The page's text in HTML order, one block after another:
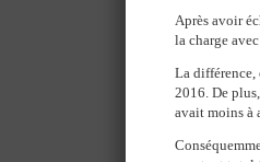
Après avoir
la charge
La différence,
2016. De
avait moins à